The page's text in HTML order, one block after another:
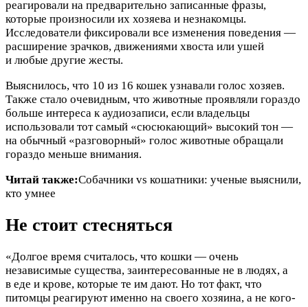
реагировали на предварительно записанные фразы,
которые произносили их хозяева и незнакомцы.
Исследователи фиксировали все изменения поведения —
расширение зрачков, движениями хвоста или ушей
и любые другие жесты.
Выяснилось, что 10 из 16 кошек узнавали голос хозяев.
Также стало очевидным, что животные проявляли гораздо
больше интереса к аудиозаписи, если владельцы
использовали тот самый «сюсюкающий» высокий тон —
на обычный «разговорный» голос животные обращали
гораздо меньше внимания.
Читай также:Собачники vs кошатники: ученые выяснили,
кто умнее
Не стоит стесняться
«Долгое время считалось, что кошки — очень
независимые существа, заинтересованные не в людях, а
в еде и крове, которые те им дают. Но тот факт, что
питомцы реагируют именно на своего хозяина, а не кого-